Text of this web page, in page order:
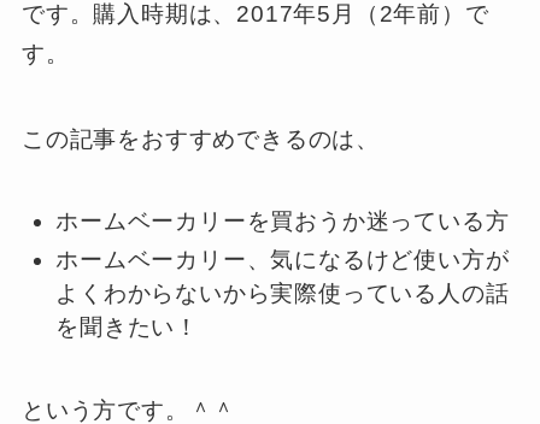
です。購入時期は、2017年5月（2年前）で
す。
この記事をおすすめできるのは、
ホームベーカリーを買おうか迷っている方
ホームベーカリー、気になるけど使い方が
よくわからないから実際使っている人の話
を聞きたい！
という方です。＾＾